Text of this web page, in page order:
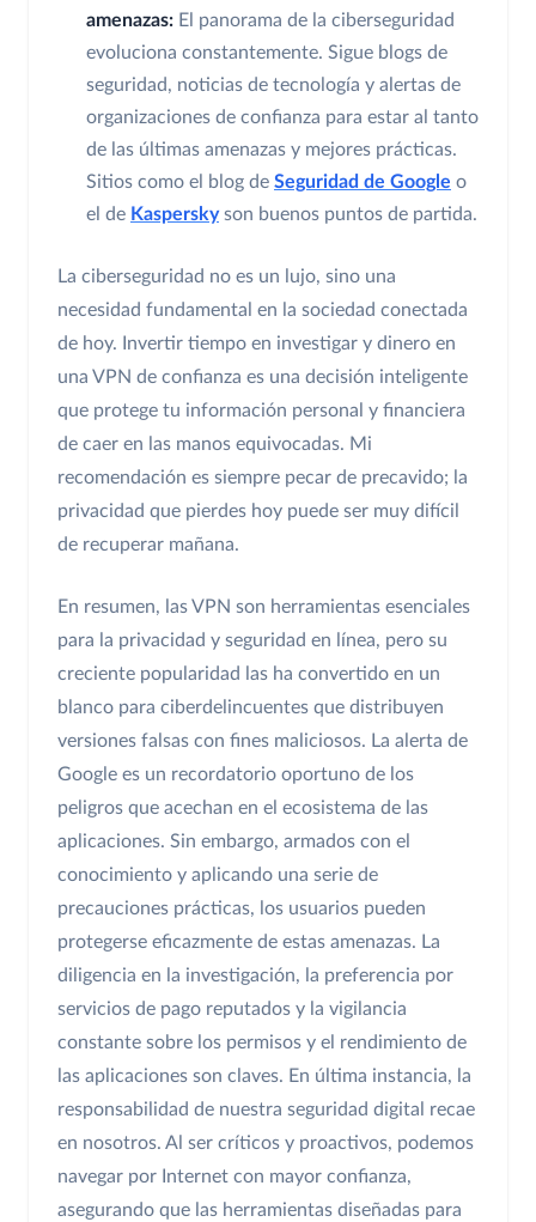
amenazas: El panorama de la ciberseguridad
evoluciona constantemente. Sigue blogs de
seguridad, noticias de tecnología y alertas de
organizaciones de confianza para estar al tanto
de las últimas amenazas y mejores prácticas.
Sitios como el blog de Seguridad de Google o
el de Kasperskyson buenos puntos de partida.
La ciberseguridad no es un lujo, sino una
necesidad fundamental en la sociedad conectada
de hoy. Invertir tiempo en investigar y dinero en
una VPN de confianza es una decisión inteligente
que protege tu información personal y financiera
de caer en las manos equivocadas. Mi
recomendación es siempre pecar de precavido; la
privacidad que pierdes hoy puede ser muy difícil
de recuperar mañana.
En resumen, las VPN son herramientas esenciales
para la privacidad y seguridad en línea, pero su
creciente popularidad las ha convertido en un
blanco para ciberdelincuentes que distribuyen
versiones falsas con fines maliciosos. La alerta de
Google es un recordatorio oportuno de los
peligros que acechan en el ecosistema de las
aplicaciones. Sin embargo, armados con el
conocimiento y aplicando una serie de
precauciones prácticas, los usuarios pueden
protegerse eficazmente de estas amenazas. La
diligencia en la investigación, la preferencia por
servicios de pago reputados y la vigilancia
constante sobre los permisos y el rendimiento de
las aplicaciones son claves. En última instancia, la
responsabilidad de nuestra seguridad digital recae
en nosotros. Al ser críticos y proactivos, podemos
navegar por Internet con mayor confianza,
asegurando que las herramientas diseñadas para